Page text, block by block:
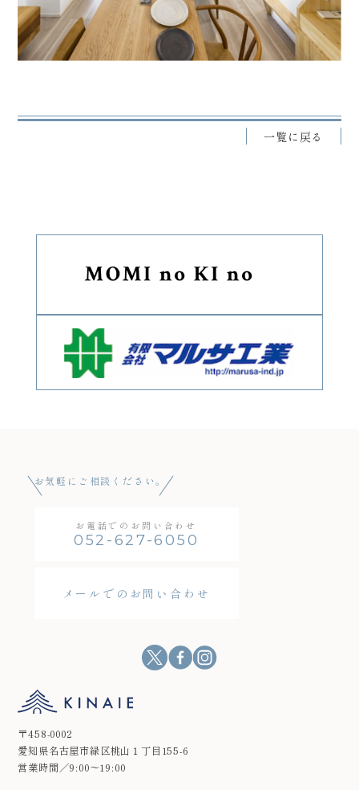
一覧に戻る
〒458-0002
愛知県名古屋市緑区桃山１丁目155-6
営業時間／9:00～19:00
お気軽にご相談ください。
お電話でのお問い合わせ
052-627-6050
メールでのお問い合わせ